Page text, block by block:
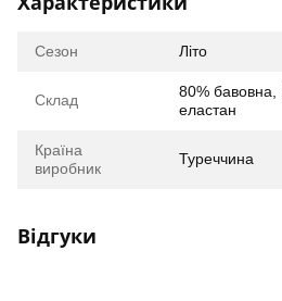
Сезон Літо
Склад
80% бавовна,
еластан
Країна
виробник
Туреччина
Відгуки